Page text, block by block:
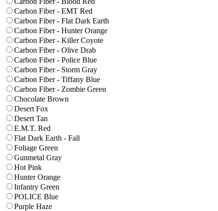
Carbon Fiber - EMT Red
Carbon Fiber - Flat Dark Earth
Carbon Fiber - Hunter Orange
Carbon Fiber - Killer Coyote
Carbon Fiber - Olive Drab
Carbon Fiber - Police Blue
Carbon Fiber - Storm Gray
Carbon Fiber - Tiffany Blue
Carbon Fiber - Zombie Green
Chocolate Brown
Desert Fox
Desert Tan
E.M.T. Red
Flat Dark Earth - Fall
Foliage Green
Gunmetal Gray
Hot Pink
Hunter Orange
Infantry Green
POLICE Blue
Purple Haze